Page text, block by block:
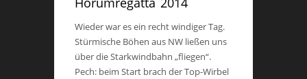
Wieder war es ein recht windiger Tag.
Stürmische Böhen aus NW ließen uns
über die Starkwindbahn „fliegen“.
Pech: beim Start brach der Top-Wirbel